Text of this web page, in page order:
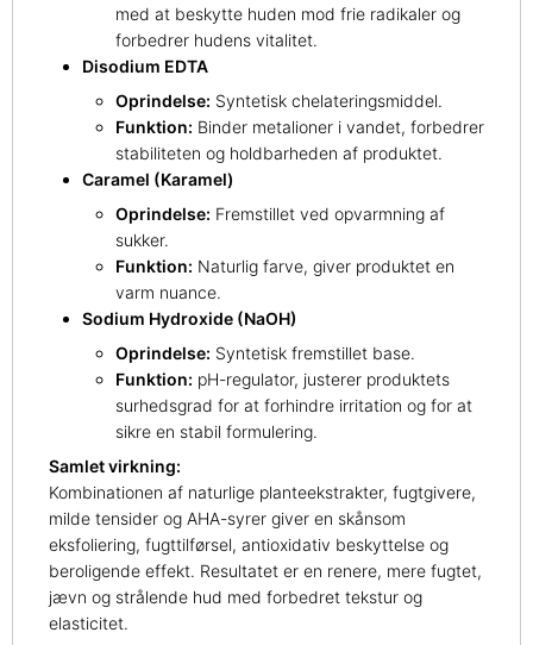
med at beskytte huden mod frie radikaler og
forbedrer hudens vitalitet.
Disodium EDTA
Oprindelse: Syntetisk chelateringsmiddel.
Funktion: Binder metalioner i vandet, forbedrer
stabiliteten og holdbarheden af produktet.
Caramel (Karamel)
Oprindelse: Fremstillet ved opvarmning af
sukker.
Funktion: Naturlig farve, giver produktet en
varm nuance.
Sodium Hydroxide (NaOH)
Oprindelse: Syntetisk fremstillet base.
Funktion: pH-regulator, justerer produktets
surhedsgrad for at forhindre irritation og for at
sikre en stabil formulering.
Samlet virkning:
Kombinationen af naturlige planteekstrakter, fugtgivere,
milde tensider og AHA-syrer giver en skånsom
eksfoliering, fugttilførsel, antioxidativ beskyttelse og
beroligende effekt. Resultatet er en renere, mere fugtet,
jævn og strålende hud med forbedret tekstur og
elasticitet.